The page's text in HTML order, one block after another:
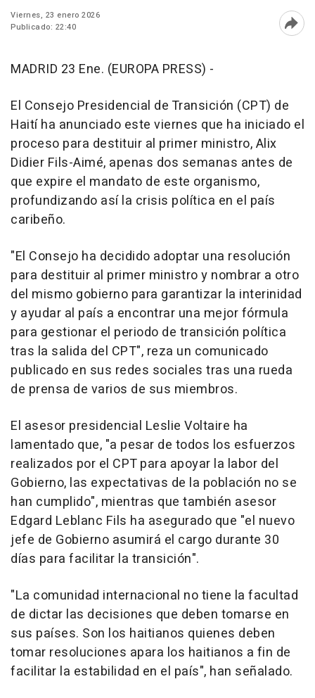
Viernes, 23 enero 2026
Publicado: 22:40
MADRID 23 Ene. (EUROPA PRESS) -
El Consejo Presidencial de Transición (CPT) de
Haití ha anunciado este viernes que ha iniciado el
proceso para destituir al primer ministro, Alix
Didier Fils-Aimé, apenas dos semanas antes de
que expire el mandato de este organismo,
profundizando así la crisis política en el país
caribeño.
"El Consejo ha decidido adoptar una resolución
para destituir al primer ministro y nombrar a otro
del mismo gobierno para garantizar la interinidad
y ayudar al país a encontrar una mejor fórmula
para gestionar el periodo de transición política
tras la salida del CPT", reza un comunicado
publicado en sus redes sociales tras una rueda
de prensa de varios de sus miembros.
El asesor presidencial Leslie Voltaire ha
lamentado que, "a pesar de todos los esfuerzos
realizados por el CPT para apoyar la labor del
Gobierno, las expectativas de la población no se
han cumplido", mientras que también asesor
Edgard Leblanc Fils ha asegurado que "el nuevo
jefe de Gobierno asumirá el cargo durante 30
días para facilitar la transición".
"La comunidad internacional no tiene la facultad
de dictar las decisiones que deben tomarse en
sus países. Son los haitianos quienes deben
tomar resoluciones apara los haitianos a fin de
facilitar la estabilidad en el país", han señalado.